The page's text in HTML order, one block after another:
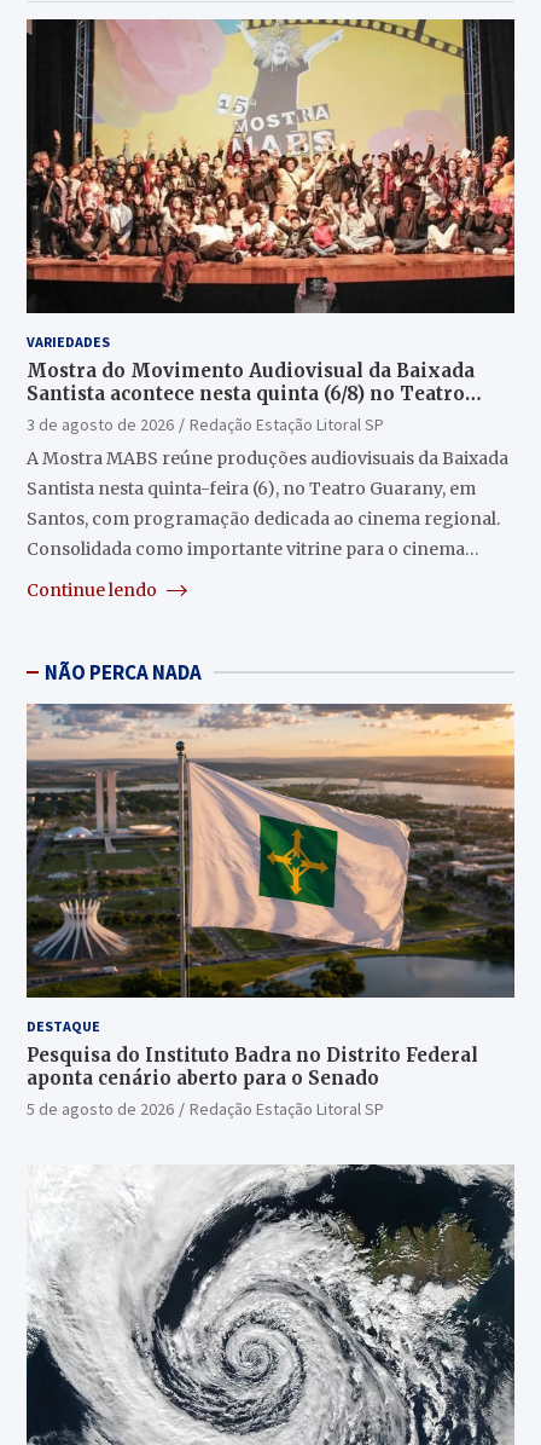
VARIEDADES
Mostra do Movimento Audiovisual da Baixada
Santista acontece nesta quinta (6/8) no Teatro
Guarany
3 de agosto de 2026
Redação Estação Litoral SP
A Mostra MABS reúne produções audiovisuais da Baixada
Santista nesta quinta-feira (6), no Teatro Guarany, em
Santos, com programação dedicada ao cinema regional.
Consolidada como importante vitrine para o cinema…
Continue lendo
NÃO PERCA NADA
DESTAQUE
Pesquisa do Instituto Badra no Distrito Federal
aponta cenário aberto para o Senado
5 de agosto de 2026 Redação Estação Litoral SP